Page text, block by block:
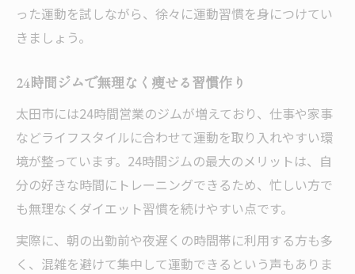
った運動を試しながら、徐々に運動習慣を身につけてい
きましょう。
24時間ジムで無理なく痩せる習慣作り
太田市には24時間営業のジムが増えており、仕事や家事
などライフスタイルに合わせて運動を取り入れやすい環
境が整っています。24時間ジムの最大のメリットは、自
分の好きな時間にトレーニングできるため、忙しい方で
も無理なくダイエット習慣を続けやすい点です。
実際に、朝の出勤前や夜遅くの時間帯に利用する方も多
く、混雑を避けて集中して運動できるという声もありま